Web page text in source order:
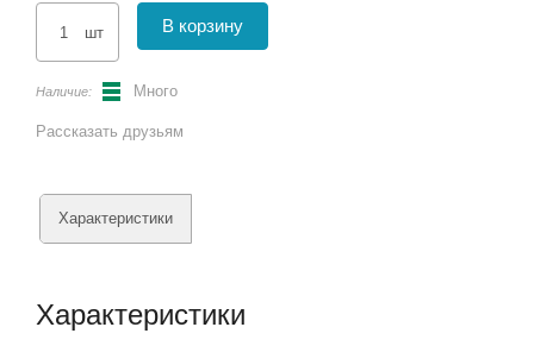
шт В корзину
Наличие: Много
Рассказать друзьям
Характеристики
Характеристики